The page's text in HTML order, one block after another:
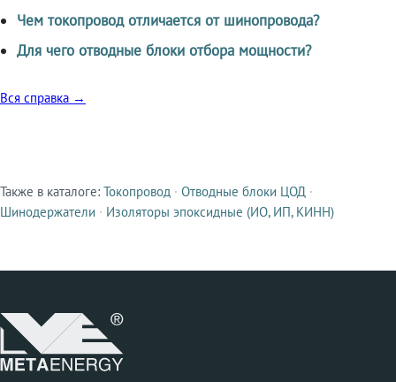
Чем токопровод отличается от шинопровода?
Для чего отводные блоки отбора мощности?
Вся справка →
Смежные продукты
Также в каталоге: Токопровод · Отводные блоки ЦОД ·
Шинодержатели · Изоляторы эпоксидные (ИО, ИП, КИНН)